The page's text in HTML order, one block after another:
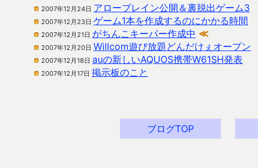
2007年12月24日 アローブレイン公開＆裏脱出ゲーム3
2007年12月23日 ゲーム1本を作成するのにかかる時間
2007年12月21日 がちんこキーパー作成中 ≪
2007年12月20日 Willcom遊び放題どんだけぇオープン
2007年12月18日 auの新しいAQUOS携帯W61SH発表
2007年12月17日 掲示板のこと
ブログTOP